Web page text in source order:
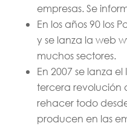
empresas. Se
En los años 90 los
y se lanza la web
muchos sectores.
En 2007 se lanza
tercera revolución
rehacer todo
producen en las